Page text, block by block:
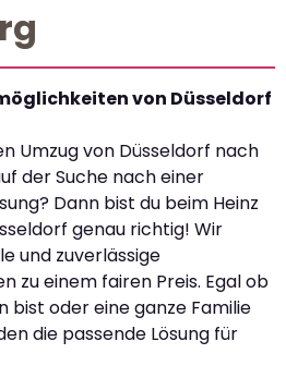
von Düsseldorf
Umzug von Düsseldorf nach
der Suche nach einer
Dann bist du beim Heinz
genau richtig! Wir
und zuverlässige
zu einem fairen Preis. Egal ob
bist oder eine ganze Familie
die passende Lösung für